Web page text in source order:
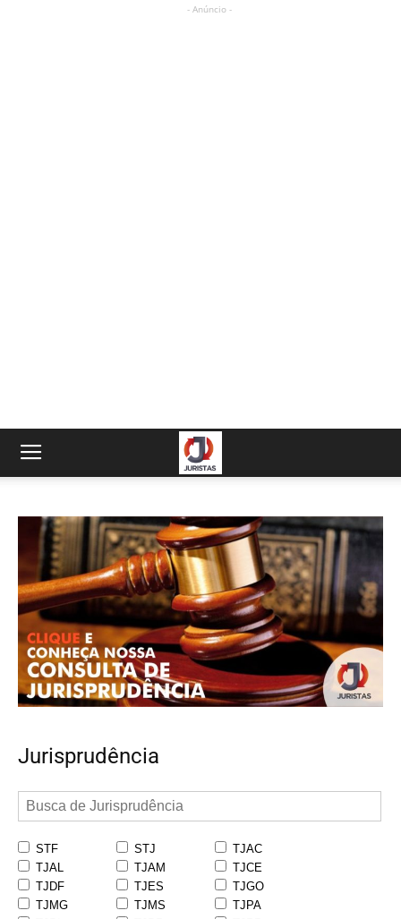
- Anúncio -
Jurisprudência
STF STJ
TJAC
TJAL
TJAM
TJCE
TJDF
TJES
TJGO
TJMG
TJMS
TJPA